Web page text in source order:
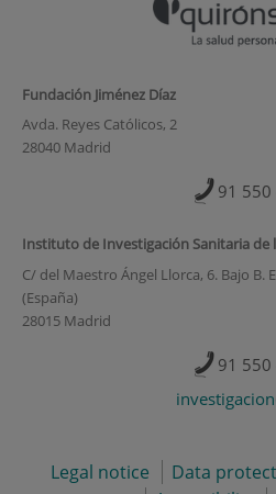
Fundación Jiménez Díaz
Avda. Reyes Católicos, 2
28040 Madrid
91 550
Instituto de Investigación Sanitaria de
C/ del Maestro Ángel Llorca, 6. Bajo B.
(España)
28015 Madrid
91 550
Legal notice Data